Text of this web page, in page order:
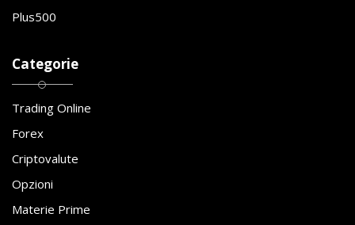
Plus500
Categorie
Trading Online
Forex
Criptovalute
Opzioni
Materie Prime